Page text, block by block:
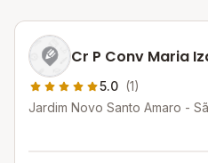
Cr P Conv Maria
5.0 (1)
Jardim Novo Santo Amaro -